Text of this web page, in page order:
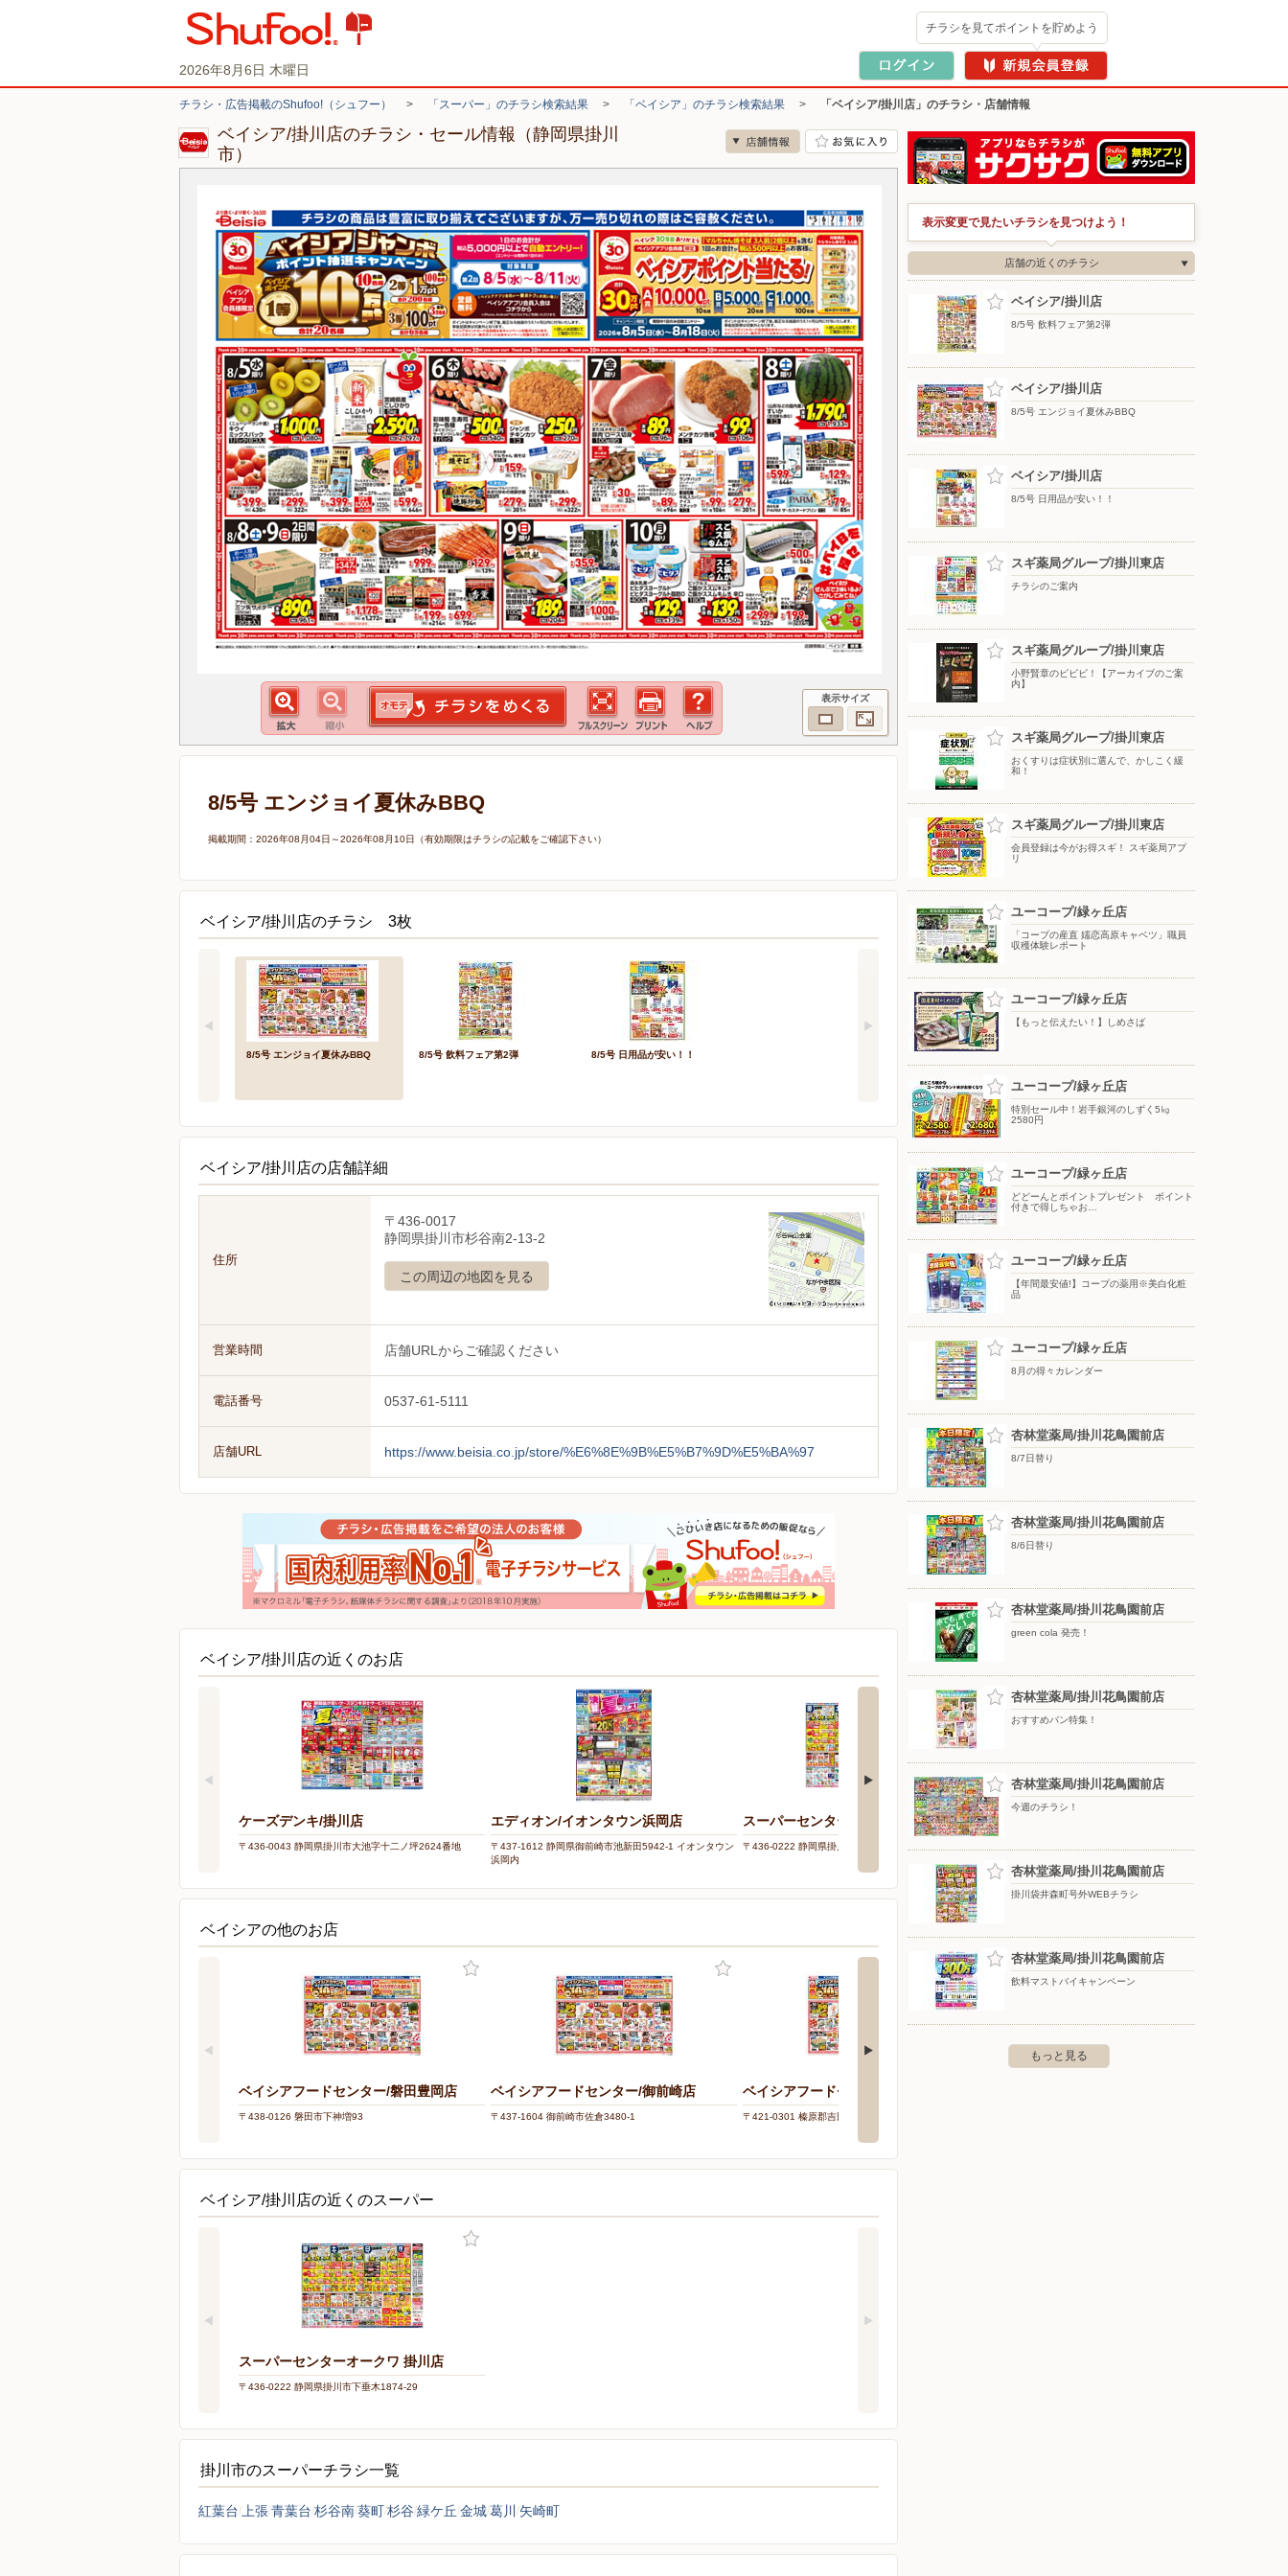
2026年8月6日 木曜日
チラシを見てポイントを貯めよう
チラシ・広告掲載のShufoo!（シュフー） > 「スーパー」のチラシ検索結果 > 「ベイシア」のチラシ検索結果 > 「ベイシア/掛川店」のチラシ・店舗情報
ベイシア/掛川店のチラシ・セール情報（静岡県掛川
市）
表示サイズ
8/5号 エンジョイ夏休みBBQ
掲載期間：2026年08月04日～2026年08月10日（有効期限はチラシの記載をご確認下さい）
ベイシア/掛川店のチラシ 3枚
8/5号 エンジョイ夏休みBBQ 8/5号 飲料フェア第2弾 8/5号 日用品が安い！！
ベイシア/掛川店の店舗詳細
住所
〒436-0017
静岡県掛川市杉谷南2-13-2
この周辺の地図を見る
営業時間 店舗URLからご確認ください
電話番号 0537-61-5111
店舗URL https://www.beisia.co.jp/store/%E6%8E%9B%E5%B7%9D%E5%BA%97
ベイシア/掛川店の近くのお店
ケーズデンキ/掛川店
〒436-0043 静岡県掛川市大池字十二ノ坪2624番地
エディオン/イオンタウン浜岡店
〒437-1612 静岡県御前崎市池新田5942-1 イオンタウン
浜岡内
スーパーセンターオークワ 掛川店
〒436-0222 静岡県掛川市下垂木1874-29
ヤマダデンキ/テックランド掛川店
ベイシアの他のお店
ベイシアフードセンター/磐田豊岡店
〒438-0126 磐田市下神増93
ベイシアフードセンター/御前崎店
〒437-1604 御前崎市佐倉3480-1
ベイシアフードセンター/吉田店
〒421-0301 榛原郡吉田町住吉1230
ベイシア/掛川店の近くのスーパー
スーパーセンターオークワ 掛川店
〒436-0222 静岡県掛川市下垂木1874-29
掛川市のスーパーチラシ一覧
紅葉台 上張青葉台 杉谷南葵町杉谷 緑ケ丘 金城葛川 矢崎町
表示変更で見たいチラシを見つけよう！
店舗の近くのチラシ
ベイシア/掛川店
8/5号 飲料フェア第2弾
ベイシア/掛川店
8/5号 エンジョイ夏休みBBQ
ベイシア/掛川店
8/5号 日用品が安い！！
スギ薬局グループ/掛川東店
チラシのご案内
スギ薬局グループ/掛川東店
小野賢章のビビビ！【アーカイブのご案
内】
スギ薬局グループ/掛川東店
おくすりは症状別に選んで、かしこく緩
和！
スギ薬局グループ/掛川東店
会員登録は今がお得スギ！ スギ薬局アプ
リ
ユーコープ/緑ヶ丘店
「コープの産直 嬬恋高原キャベツ」職員
収穫体験レポート
ユーコープ/緑ヶ丘店
【もっと伝えたい！】しめさば
ユーコープ/緑ヶ丘店
特別セール中！岩手銀河のしずく5㎏
2580円
ユーコープ/緑ヶ丘店
どどーんとポイントプレゼント ポイント
付きで得しちゃお…
ユーコープ/緑ヶ丘店
【年間最安値!】コープの薬用※美白化粧
品
ユーコープ/緑ヶ丘店
8月の得々カレンダー
杏林堂薬局/掛川花鳥園前店
8/7日替り
杏林堂薬局/掛川花鳥園前店
8/6日替り
杏林堂薬局/掛川花鳥園前店
green cola 発売！
杏林堂薬局/掛川花鳥園前店
おすすめパン特集！
杏林堂薬局/掛川花鳥園前店
今週のチラシ！
杏林堂薬局/掛川花鳥園前店
掛川袋井森町号外WEBチラシ
杏林堂薬局/掛川花鳥園前店
飲料マストバイキャンペーン
もっと見る